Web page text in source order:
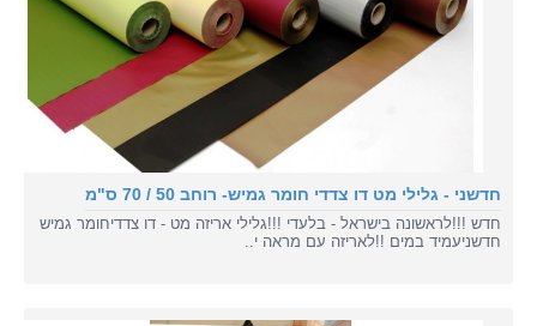
חדשני - גלילי מט דו צדדי חומר גמיש- רוחב 50 / 70 ס"מ
חדש !!!לראשונה בישראל - בלעדי !!!גלילי אריזה מט - דו צדדיחומר גמיש
חדשניעמיד במים !!לאריזה עם מראה י..